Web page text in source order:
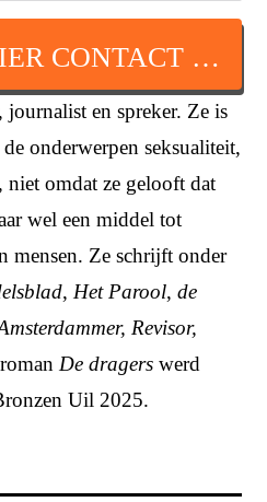
NEEM DAN HIER CONTACT OP
en spreker. Ze is
onderwerpen seksualiteit,
omdat ze gelooft dat
wel een middel tot
mensen. Ze schrijft onder
, Het Parool, de
Revisor,
De dragers werd
Uil 2025.